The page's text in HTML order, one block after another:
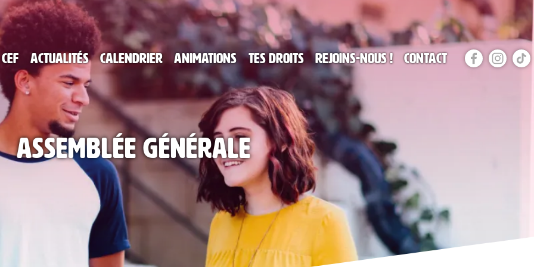
Actualités Calendrier Animations Tes droits Rejoins-nous ! Contact
Assemblée Générale